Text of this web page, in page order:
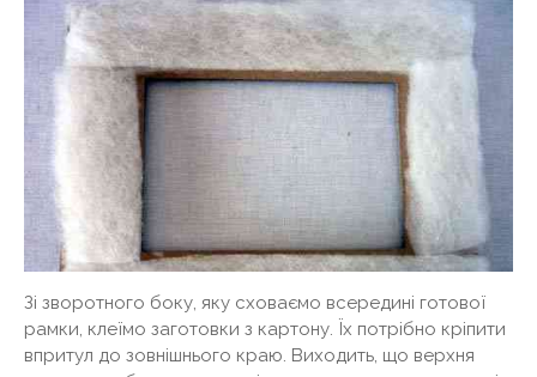
Зі зворотного боку, яку сховаємо всередині готової
рамки, клеїмо заготовки з картону. Їх потрібно кріпити
впритул до зовнішнього краю. Виходить, що верхня